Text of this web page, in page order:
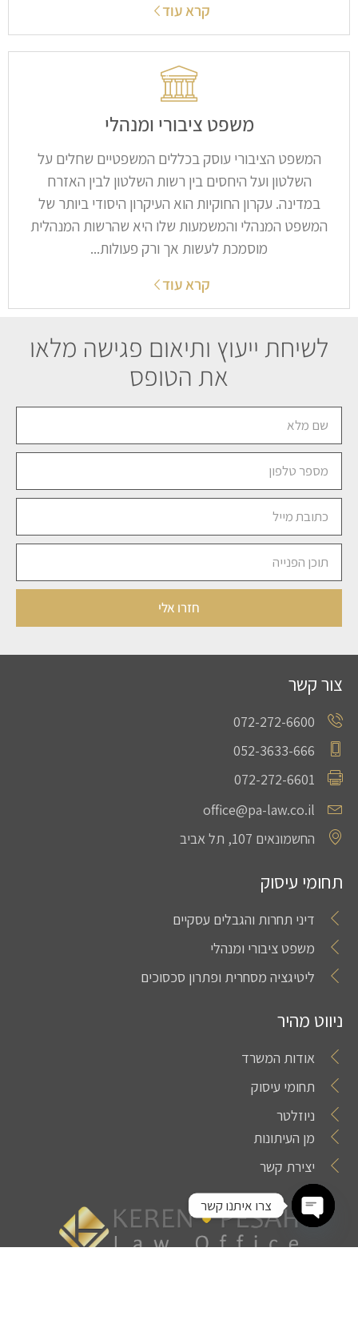
קרא עוד
משפט ציבורי ומנהלי​
המשפט הציבורי עוסק בכללים המשפטיים שחלים על
השלטון ועל היחסים בין רשות השלטון לבין האזרח
במדינה. עקרון החוקיות הוא העיקרון היסודי ביותר של
המשפט המנהלי והמשמעות שלו היא שהרשות המנהלית
מוסמכת לעשות אך ורק פעולות...
קרא עוד
לשיחת ייעוץ ותיאום פגישה מלאו
את הטופס
חזרו אלי
צור קשר
072-272-6600
052-3633-666
072-272-6601
office@pa-law.co.il
החשמונאים 107, תל אביב
תחומי עיסוק
דיני תחרות והגבלים עסקיים
משפט ציבורי ומנהלי
ליטיגציה מסחרית ופתרון סכסוכים
ניווט מהיר
אודות המשרד
תחומי עיסוק
ניוזלטר
מן העיתונות
יצירת קשר
צרו איתנו קשר
Open chaty